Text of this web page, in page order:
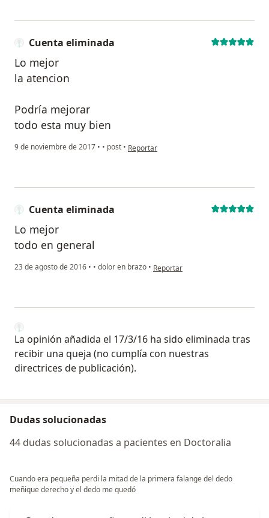
Cuenta eliminada
Lo mejor
la atencion
Podría mejorar
todo esta muy bien
9 de noviembre de 2017 • • post • en opinión del usuario Cuenta eliminada
Reportar
Cuenta eliminada
Lo mejor
todo en general
23 de agosto de 2016 • • dolor en brazo • en opinión del usuario Cuenta
Reportar
La opinión añadida el 17/3/16 ha sido eliminada tras
recibir una queja (no cumplía con nuestras
directrices de publicación).
Dudas solucionadas
44 dudas solucionadas a pacientes en Doctoralia
Cuando era pequeña perdi la mitad de la primera falange del dedo
meñique derecho y el dedo me quedó